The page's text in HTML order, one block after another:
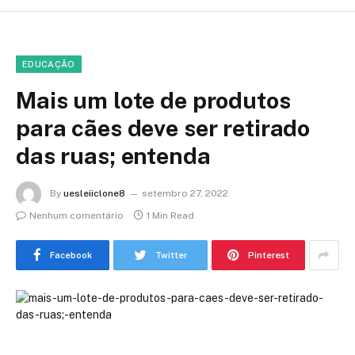
EDUCAÇÃO
Mais um lote de produtos
para cães deve ser retirado
das ruas; entenda
By uesleiiclone8
setembro 27, 2022
Nenhum comentário
1 Min Read
Facebook Twitter Pinterest